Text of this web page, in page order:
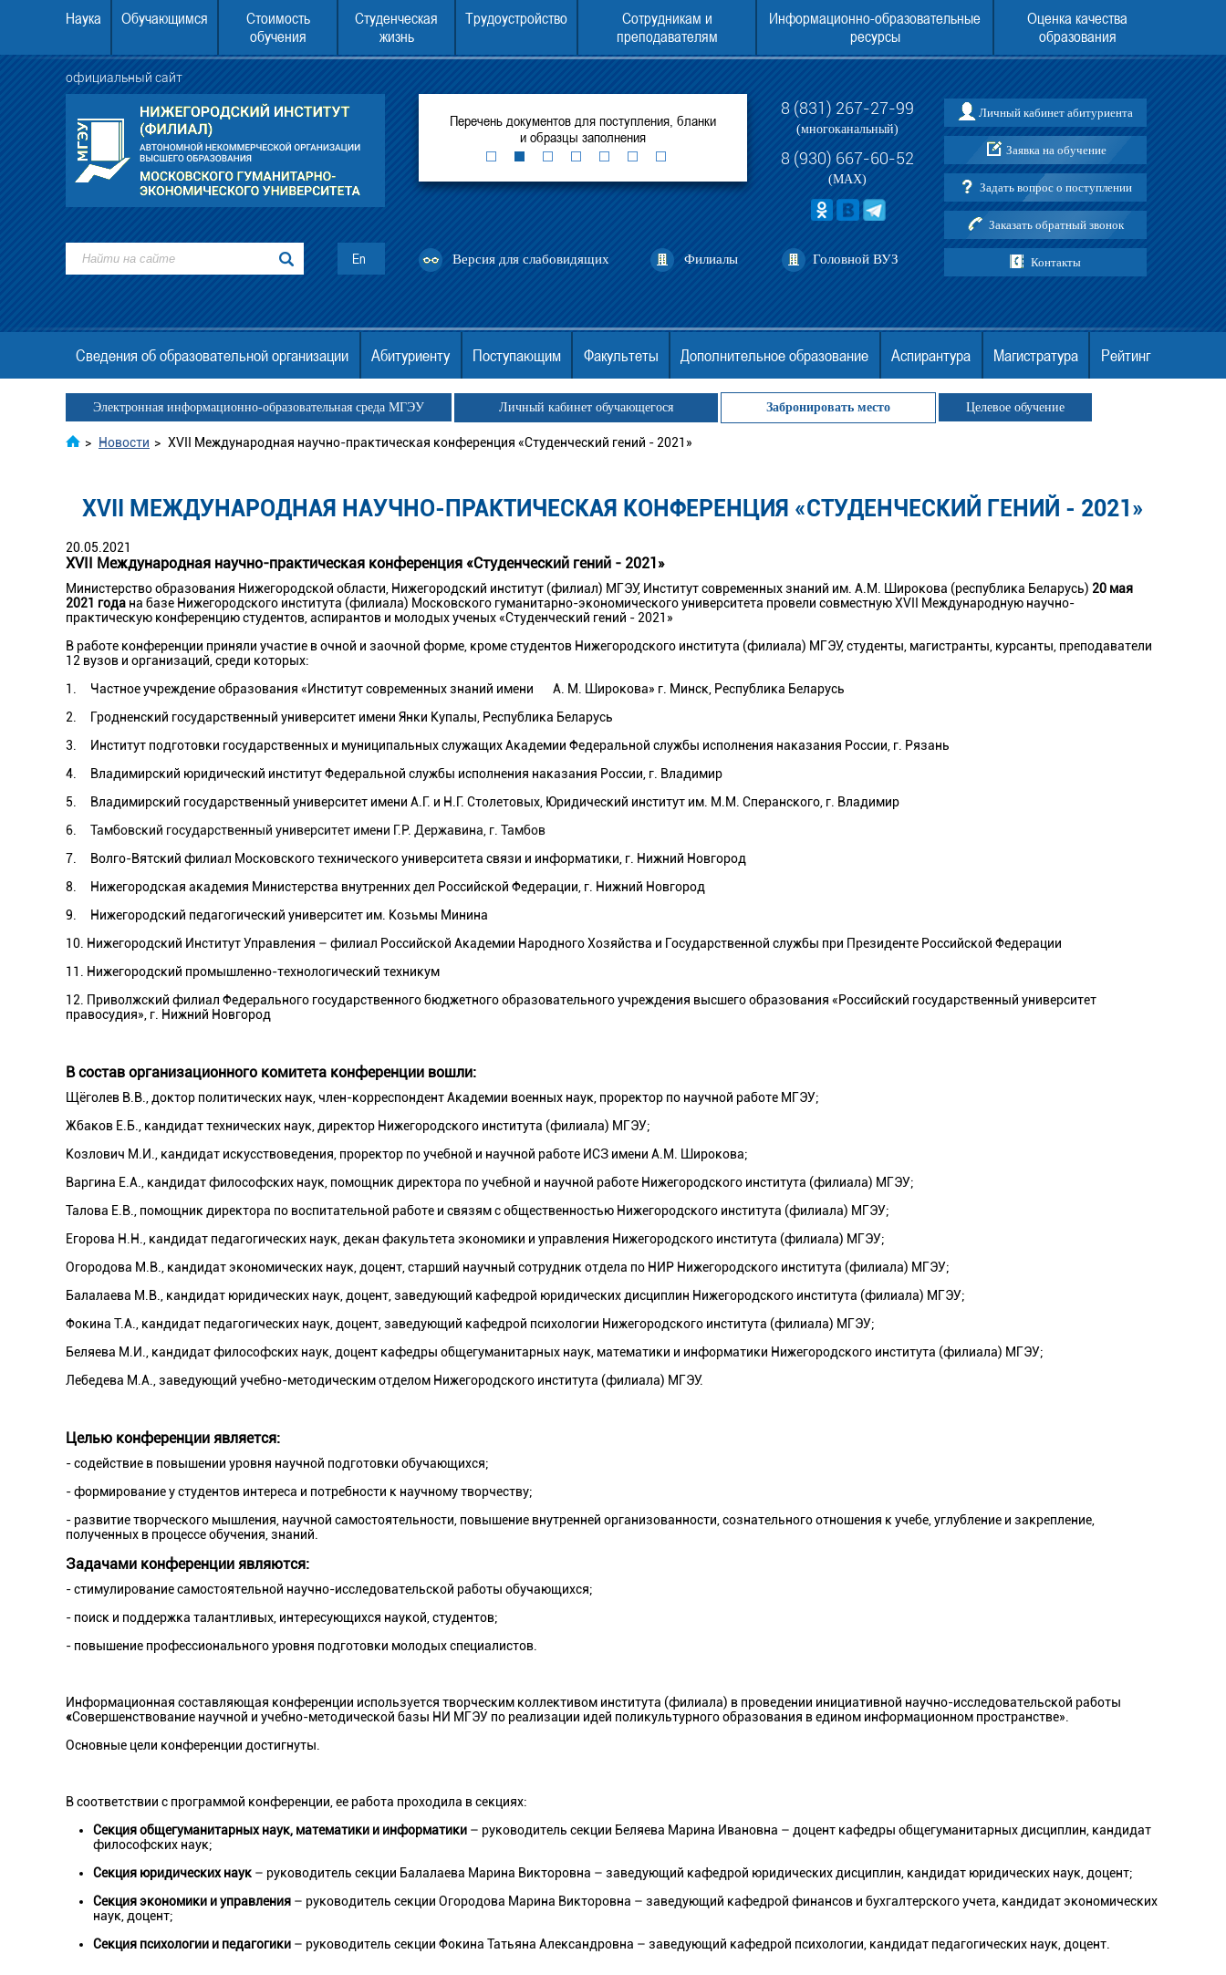
Наука Обучающимся
Стоимость
обучения
Студенческая
жизнь
Трудоустройство
Сотрудникам и
преподавателям
Информационно-образовательные
ресурсы
Оценка качества
образования
официальный сайт
высшее образование
22.08.2026 в 10.00 состоится День открытых
Перечень документов для поступления, бланки
и образцы заполнения
Консультации по приему в АНО ВО МГЭУ ЕГЭ ДЛЯ ПОСТУПЛЕНИЯ В МГЭУ В
8 (831) 267-27-99
(многоканальный)
8 (930) 667-60-52
(MAX)
En Версия для слабовидящих Филиалы Головной ВУЗ
Личный кабинет абитуриента
Заявка на обучение
Задать вопрос о поступлении
Заказать обратный звонок
Контакты
Сведения об образовательной организации Абитуриенту Поступающим Факультеты Дополнительное образование Аспирантура Магистратура Рейтинг
Электронная информационно-образовательная среда МГЭУ Личный кабинет обучающегося Забронировать место Целевое обучение
> Новости > XVII Международная научно-практическая конференция «Студенческий гений - 2021»
XVII МЕЖДУНАРОДНАЯ НАУЧНО-ПРАКТИЧЕСКАЯ КОНФЕРЕНЦИЯ «СТУДЕНЧЕСКИЙ ГЕНИЙ - 2021»
20.05.2021
XVII Международная научно-практическая конференция «Студенческий гений - 2021»
Министерство образования Нижегородской области, Нижегородский институт (филиал) МГЭУ, Институт современных знаний им. А.М. Широкова (республика Беларусь) 20 мая
2021 года на базе Нижегородского института (филиала) Московского гуманитарно-экономического университета провели совместную XVII Международную научно-
практическую конференцию студентов, аспирантов и молодых ученых «Студенческий гений - 2021»
В работе конференции приняли участие в очной и заочной форме, кроме студентов Нижегородского института (филиала) МГЭУ, студенты, магистранты, курсанты, преподаватели
12 вузов и организаций, среди которых:
1. Частное учреждение образования «Институт современных знаний имени А. М. Широкова» г. Минск, Республика Беларусь
2. Гродненский государственный университет имени Янки Купалы, Республика Беларусь
3. Институт подготовки государственных и муниципальных служащих Академии Федеральной службы исполнения наказания России, г. Рязань
4.
Владимирский юридический институтФедеральной службы исполнения наказания России, г. Владимир
5. Владимирский государственный университет имени А.Г. и Н.Г. Столетовых, Юридический институт им. М.М. Сперанского, г. Владимир
6. Тамбовский государственный университет имени Г.Р. Державина, г. Тамбов
7.
Волго-Вятский филиал Московского технического университета связи и информатики , г. Нижний Новгород
8. Нижегородская академия Министерства внутренних дел Российской Федерации, г. Нижний Новгород
9. Нижегородский педагогический университет им. Козьмы Минина
10. Нижегородский Институт Управления – филиал Российской Академии Народного Хозяйства и Государственной службы при Президенте Российской Федерации
11. Нижегородский промышленно-технологический техникум
12. Приволжский филиал Федерального государственного бюджетного образовательного учреждения высшего образования «Российский государственный университет
правосудия», г. Нижний Новгород
В состав организационного комитета конференции вошли:
Щёголев В.В., доктор политических наук, член-корреспондент Академии военных наук, проректор по научной работе МГЭУ;
Жбаков Е.Б., кандидат технических наук, директор Нижегородского института (филиала) МГЭУ;
Козлович М.И., кандидат искусствоведения, проректор по учебной и научной работе ИСЗ имени А.М. Широкова;
Варгина Е.А., кандидат философских наук, помощник директора по учебной и научной работе Нижегородского института (филиала) МГЭУ;
Талова Е.В., помощник директора по воспитательной работе и связям с общественностью Нижегородского института (филиала) МГЭУ;
Егорова Н.Н., кандидат педагогических наук, декан факультета экономики и управления Нижегородского института (филиала) МГЭУ;
Огородова М.В., кандидат экономических наук, доцент, старший научный сотрудник отдела по НИР Нижегородского института (филиала) МГЭУ;
Балалаева М.В., кандидат юридических наук, доцент, заведующий кафедрой юридических дисциплин Нижегородского института (филиала) МГЭУ;
Фокина Т.А., кандидат педагогических наук, доцент, заведующий кафедрой психологии Нижегородского института (филиала) МГЭУ;
Беляева М.И., кандидат философских наук, доцент кафедры общегуманитарных наук, математики и информатики Нижегородского института (филиала) МГЭУ;
Лебедева М.А., заведующий учебно-методическим отделом Нижегородского института (филиала) МГЭУ.
Целью конференции является:
- содействие в повышении уровня научной подготовки обучающихся;
- формирование у студентов интереса и потребности к научному творчеству;
- развитие творческого мышления, научной самостоятельности, повышение внутренней организованности, сознательного отношения к учебе, углубление и закрепление,
полученных в процессе обучения, знаний.
Задачами конференции являются:
- стимулирование самостоятельной научно-исследовательской работы обучающихся;
- поиск и поддержка талантливых, интересующихся наукой, студентов;
- повышение профессионального уровня подготовки молодых специалистов.
Информационная составляющая конференции используется творческим коллективом института (филиала) в проведении инициативной научно-исследовательской работы
«Совершенствование научной и учебно-методической базы НИ МГЭУ по реализации идей поликультурного образования в едином информационном пространстве».
Основные цели конференции достигнуты.
В соответствии с программой конференции, ее работа проходила в секциях:
Секция общегуманитарныхнаук, математики и информатики – руководитель секции Беляева Марина Ивановна – доцент кафедры общегуманитарных дисциплин, кандидат
философских наук;
Секция юридических наук – руководитель секции Балалаева Марина Викторовна – заведующий кафедрой юридических дисциплин, кандидат юридических наук, доцент;
Секция экономики и управления – руководитель секции Огородова Марина Викторовна – заведующий кафедрой финансов и бухгалтерского учета, кандидат экономических
наук, доцент;
Секция психологии и педагогики – руководитель секции Фокина Татьяна Александровна – заведующий кафедрой психологии, кандидат педагогических наук, доцент.